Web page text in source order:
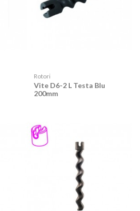
Rotori
Vite D6-2 L Testa Blu
200mm